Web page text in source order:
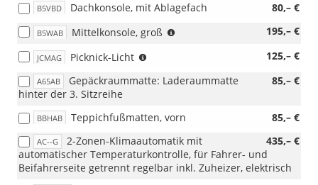
mit
Mobile
Office
Paket,
AGJAC)
B5VBD 80,– €
Dachkonsole, mit Ablagefach
B5WAB 195,– €
Mittelkonsole, groß
Paketen
Doppelsitz)
JCMAG 125,– €
Picknick-Licht
serienmäßigen
A65AB 85,– €
Gepäckraummatte: Laderaummatte
hinter der 3. Sitzreihe
BBHAB 85,– €
Teppichfußmatten, vorn
AC--G 435,– €
2-Zonen-Klimaautomatik mit
automatischer Temperaturkontrolle, für Fahrer- und
Beifahrerseite getrennt regelbar inkl. Zuheizer, elektrisch